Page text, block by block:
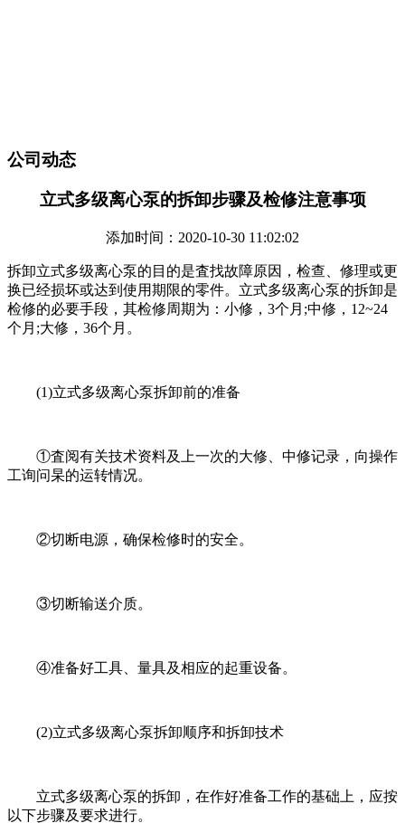
公司动态
立式多级离心泵的拆卸步骤及检修注意事项
添加时间：2020-10-30 11:02:02
拆卸立式多级离心泵的目的是査找故障原因，检查、修理或更
换已经损坏或达到使用期限的零件。立式多级离心泵的拆卸是
检修的必要手段，其检修周期为：小修，3个月;中修，12~24
个月;大修，36个月。
(1)立式多级离心泵拆卸前的准备
①査阅有关技术资料及上一次的大修、中修记录，向操作
工询问杲的运转情况。
②切断电源，确保检修时的安全。
③切断输送介质。
④准备好工具、量具及相应的起重设备。
(2)立式多级离心泵拆卸顺序和拆卸技术
立式多级离心泵的拆卸，在作好准备工作的基础上，应按
以下步骤及要求进行。